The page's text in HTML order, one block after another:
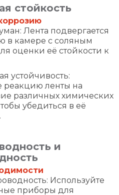
стойкость
Лента подвергается
в камере с соляным
оценки её стойкости к
устойчивость:
реакцию ленты на
различных химических
убедиться в её
и
Используйте
приборы для